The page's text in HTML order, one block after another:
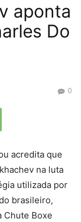
aponta
Do
0
acredita que
na luta
utilizada por
brasileiro,
Chute Boxe